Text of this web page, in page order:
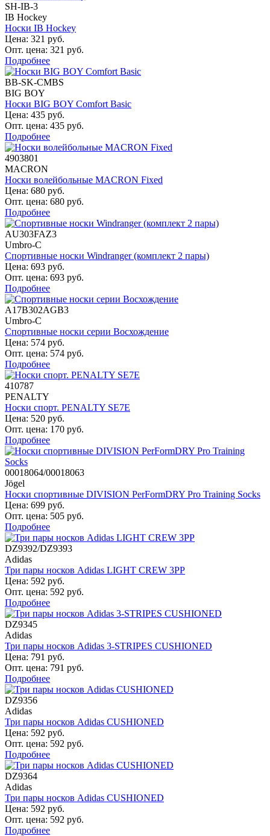
SH-IB-3
IB Hockey
Носки IB Hockey
Цена: 321 руб.
Опт. цена: 321 руб.
Подробнее
BB-SK-CMBS
BIG BOY
Носки BIG BOY Comfort Basic
Цена: 435 руб.
Опт. цена: 435 руб.
Подробнее
4903801
MACRON
Носки волейбольные MACRON Fixed
Цена: 680 руб.
Опт. цена: 680 руб.
Подробнее
AU303FAZ3
Umbro-C
Спортивные носки Windranger (комплект 2 пары)
Цена: 693 руб.
Опт. цена: 693 руб.
Подробнее
A17B302AGB3
Umbro-C
Спортивные носки серии Восхождение
Цена: 574 руб.
Опт. цена: 574 руб.
Подробнее
410787
PENALTY
Носки спорт. PENALTY SE7E
Цена: 520 руб.
Опт. цена: 170 руб.
Подробнее
00018064/00018063
Jögel
Носки спортивные DIVISION PerFormDRY Pro Training Socks
Цена: 699 руб.
Опт. цена: 505 руб.
Подробнее
DZ9392/DZ9393
Adidas
Три пары носков Adidas LIGHT CREW 3PP
Цена: 592 руб.
Опт. цена: 592 руб.
Подробнее
DZ9345
Adidas
Три пары носков Adidas 3-STRIPES CUSHIONED
Цена: 791 руб.
Опт. цена: 791 руб.
Подробнее
DZ9356
Adidas
Три пары носков Adidas CUSHIONED
Цена: 592 руб.
Опт. цена: 592 руб.
Подробнее
DZ9364
Adidas
Три пары носков Adidas CUSHIONED
Цена: 592 руб.
Опт. цена: 592 руб.
Подробнее